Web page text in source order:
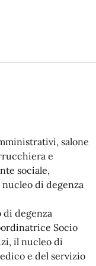
salone
e
sociale,
di degenza
di degenza
Socio
il nucleo di
e del servizio